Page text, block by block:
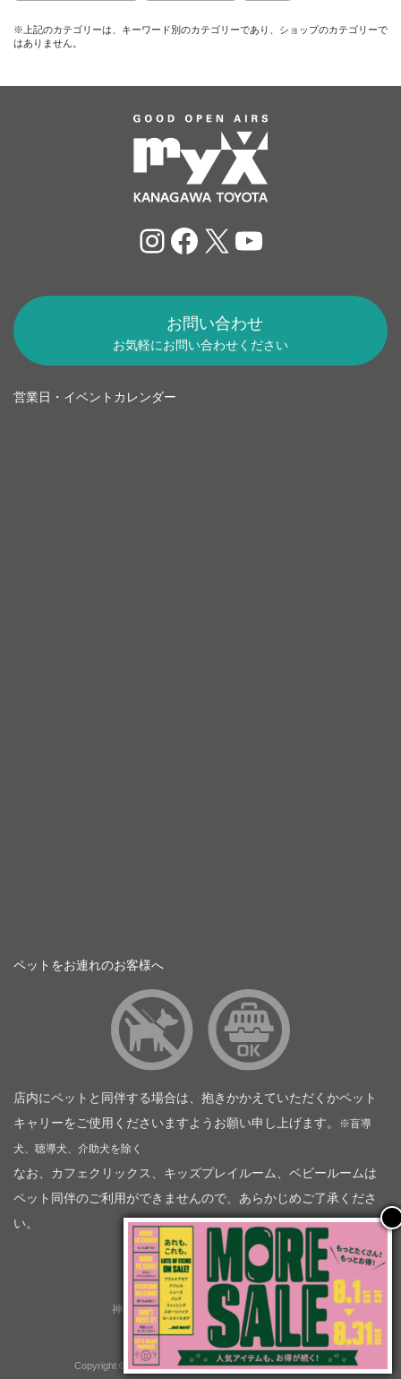
※上記のカテゴリーは、キーワード別のカテゴリーであり、ショップのカテゴリーで
はありません。
Instagram
Facebook
X YouTube
お問い合わせ
お気軽にお問い合わせください
営業日・イベントカレンダー
ペットをお連れのお客様へ
店内にペットと同伴する場合は、抱きかかえていただくかペット
キャリーをご使用くださいますようお願い申し上げます。
※盲導
犬、聴導犬、介助犬を除く
なお、カフェクリックス、キッズプレイルーム、ベビールームは
ペット同伴のご利用ができませんので、あらかじめご了承くださ
い。
神奈川トヨタ自動車（企業情報）
トヨタモビリティ神奈川
株式会社会社ＫＴグループ
Copyright © GOOD OPEN AIRS myX All Rights Reserved.